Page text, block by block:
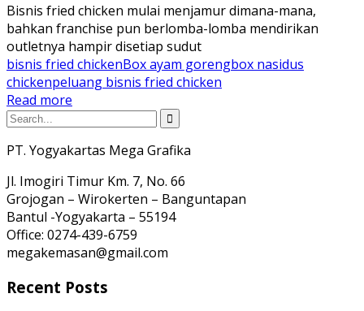
Bisnis fried chicken mulai menjamur dimana-mana,
bahkan franchise pun berlomba-lomba mendirikan
outletnya hampir disetiap sudut
bisnis fried chickenBox ayam gorengbox nasidus
chickenpeluang bisnis fried chicken
Read more
PT. Yogyakartas Mega Grafika
Jl. Imogiri Timur Km. 7, No. 66
Grojogan – Wirokerten – Banguntapan
Bantul -Yogyakarta – 55194
Office: 0274-439-6759
megakemasan@gmail.com
Recent Posts